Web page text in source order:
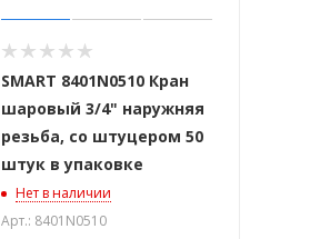
SMART 8401N0510 Кран
шаровый 3/4" наружняя
резьба, со штуцером 50
штук в упаковке
Нет в наличии
Арт.: 8401N0510